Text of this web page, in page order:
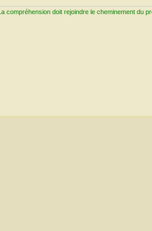
compréhension doit rejoindre le cheminement du